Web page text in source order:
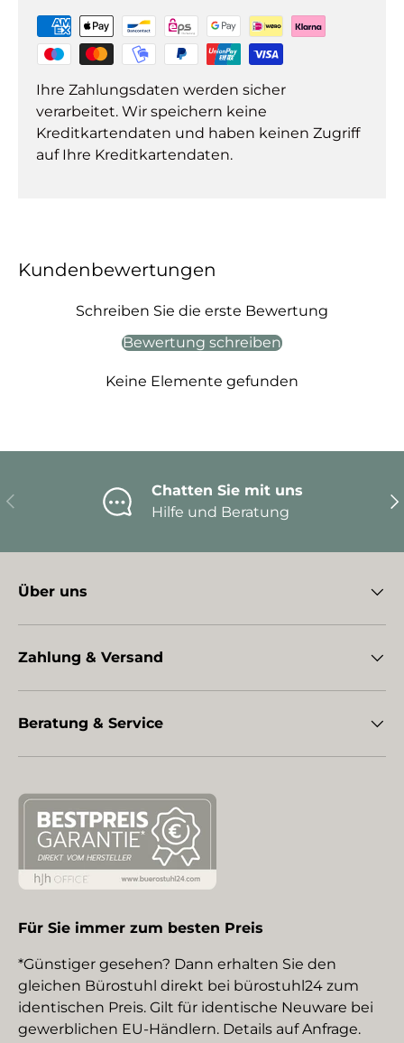
Ihre Zahlungsdaten werden sicher
verarbeitet. Wir speichern keine
Kreditkartendaten und haben keinen Zugriff
auf Ihre Kreditkartendaten.
Kundenbewertungen
Schreiben Sie die erste Bewertung
Bewertung schreiben
Keine Elemente gefunden
Vorherige
Chatten Sie mit uns
Hilfe und Beratung
Über uns
Zahlung & Versand
Beratung & Service
Für Sie immer zum besten Preis
*Günstiger gesehen? Dann erhalten Sie den
gleichen Bürostuhl direkt bei bürostuhl24 zum
identischen Preis. Gilt für identische Neuware bei
gewerblichen EU-Händlern. Details auf Anfrage.